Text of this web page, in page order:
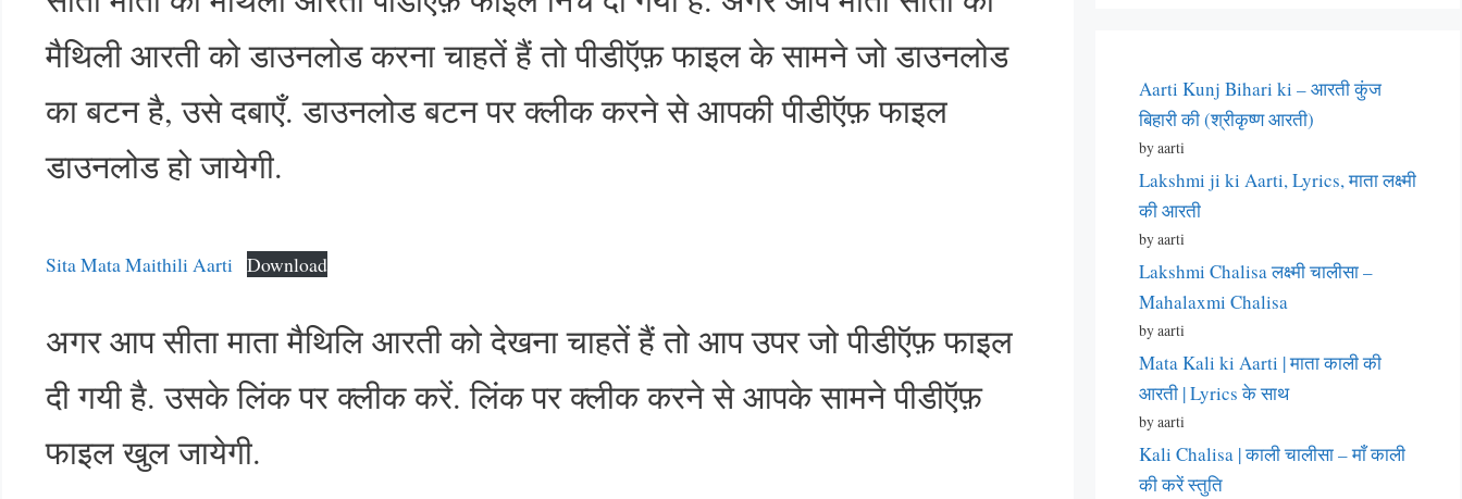
मैथिली आरती को डाउनलोड करना चाहतें हैं तो पीडीऍफ़ फाइल के सामने जो डाउनलोड
का बटन है, उसे दबाएँ. डाउनलोड बटन पर क्लीक करने से आपकी पीडीऍफ़ फाइल
डाउनलोड हो जायेगी.
Sita Mata Maithili Aarti Download
अगर आप सीता माता मैथिलि आरती को देखना चाहतें हैं तो आप उपर जो पीडीऍफ़ फाइल
दी गयी है. उसके लिंक पर क्लीक करें. लिंक पर क्लीक करने से आपके सामने पीडीऍफ़
फाइल खुल जायेगी.
Aarti Kunj Bihari ki – आरती कुंज
बिहारी की (श्रीकृष्ण आरती)
by aarti
Lakshmi ji ki Aarti, Lyrics, माता लक्ष्मी
की आरती
by aarti
Lakshmi Chalisa लक्ष्मी चालीसा –
Mahalaxmi Chalisa
by aarti
Mata Kali ki Aarti | माता काली की
आरती | Lyrics के साथ
by aarti
Kali Chalisa | काली चालीसा – माँ काली
की करें स्तुति